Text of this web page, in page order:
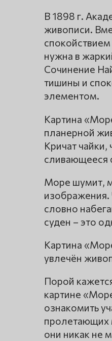
В 1898 г.
живописи.
спокойствием
нужна в
Сочинение
тишины и
элементом.
Картина
планерной
Кричат
сливающееся
Море шумит,
изображения.
словно
суден – это
Картина
увлечён
Порой
картине
ознакомить
пролетающих
они никак не